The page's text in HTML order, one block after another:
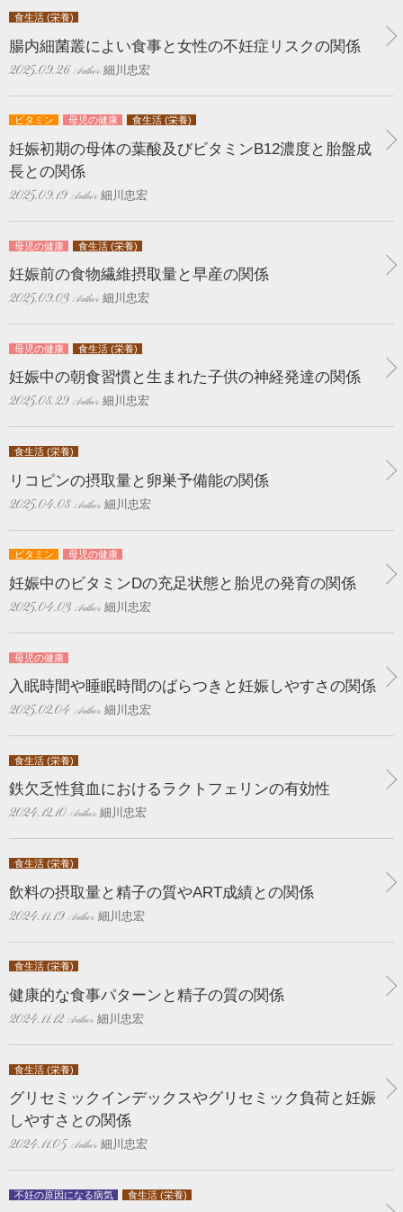
食生活 (栄養)
腸内細菌叢によい食事と女性の不妊症リスクの関係
2025.09.26 細川忠宏
ビタミン 母児の健康 食生活 (栄養)
妊娠初期の母体の葉酸及びビタミンB12濃度と胎盤成
長との関係
2025.09.19 細川忠宏
母児の健康 食生活 (栄養)
妊娠前の食物繊維摂取量と早産の関係
2025.09.03 細川忠宏
母児の健康 食生活 (栄養)
妊娠中の朝食習慣と生まれた子供の神経発達の関係
2025.08.29 細川忠宏
食生活 (栄養)
リコピンの摂取量と卵巣予備能の関係
2025.04.08 細川忠宏
ビタミン 母児の健康
妊娠中のビタミンDの充足状態と胎児の発育の関係
2025.04.03 細川忠宏
母児の健康
入眠時間や睡眠時間のばらつきと妊娠しやすさの関係
2025.02.04 細川忠宏
食生活 (栄養)
鉄欠乏性貧血におけるラクトフェリンの有効性
2024.12.10 細川忠宏
食生活 (栄養)
飲料の摂取量と精子の質やART成績との関係
2024.11.19 細川忠宏
食生活 (栄養)
健康的な食事パターンと精子の質の関係
2024.11.12 細川忠宏
食生活 (栄養)
グリセミックインデックスやグリセミック負荷と妊娠
しやすさとの関係
2024.11.05 細川忠宏
不妊の原因になる病気 食生活 (栄養)